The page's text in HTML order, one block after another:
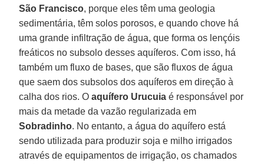
São Francisco, porque eles têm uma geologia
sedimentária, têm solos porosos, e quando chove há
uma grande infiltração de água, que forma os lençóis
freáticos no subsolo desses aquíferos. Com isso, há
também um fluxo de bases, que são fluxos de água
que saem dos subsolos dos aquíferos em direção à
calha dos rios. Oaquífero Urucuia é responsável por
mais da metade da vazão regularizada em
Sobradinho. No entanto, a água do aquífero está
sendo utilizada para produzir soja e milho irrigados
através de equipamentos de irrigação, os chamados